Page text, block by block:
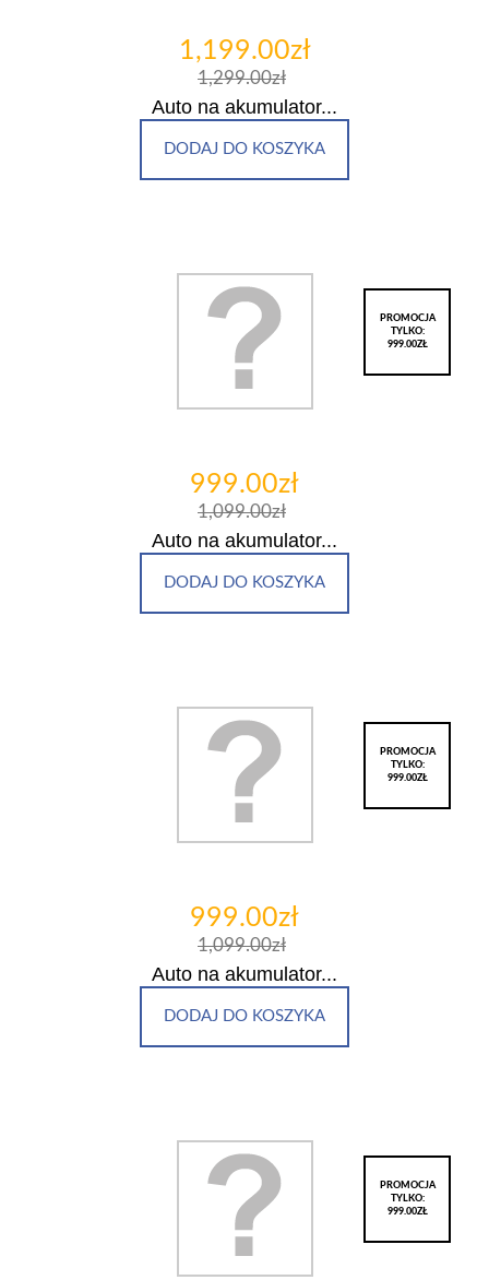
1,199.00zł
1,299.00zł
Auto na akumulator...
DODAJ DO KOSZYKA
PROMOCJA
TYLKO:
999.00ZŁ
999.00zł
1,099.00zł
Auto na akumulator...
DODAJ DO KOSZYKA
PROMOCJA
TYLKO:
999.00ZŁ
999.00zł
1,099.00zł
Auto na akumulator...
DODAJ DO KOSZYKA
PROMOCJA
TYLKO:
999.00ZŁ